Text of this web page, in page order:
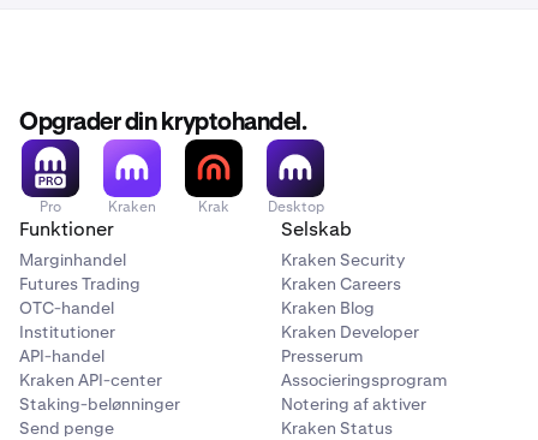
Opgrader din kryptohandel.
Pro Kraken Krak Desktop
Funktioner
Marginhandel
Futures Trading
OTC-handel
Institutioner
API-handel
Kraken API-center
Staking-belønninger
Send penge
Selskab
Kraken Security
Kraken Careers
Kraken Blog
Kraken Developer
Presserum
Associeringsprogram
Notering af aktiver
Kraken Status